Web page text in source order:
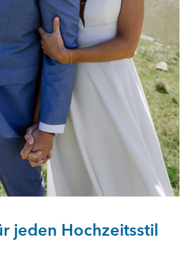
jeden Hochzeitsstil